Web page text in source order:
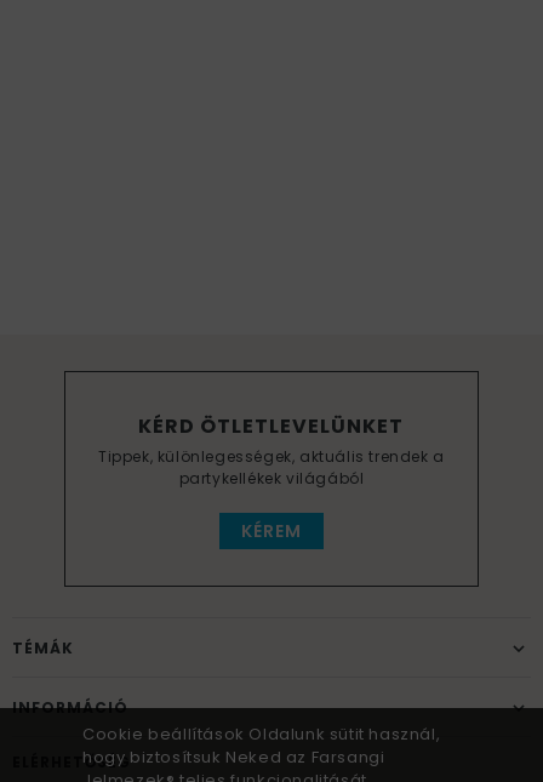
KÉRD ÖTLETLEVELÜNKET
Tippek, különlegességek, aktuális trendek a
partykellékek világából
KÉREM
TÉMÁK
INFORMÁCIÓ
ELÉRHETŐSÉG
Cookie beállítások Oldalunk sütit használ,
hogy biztosítsuk Neked az Farsangi